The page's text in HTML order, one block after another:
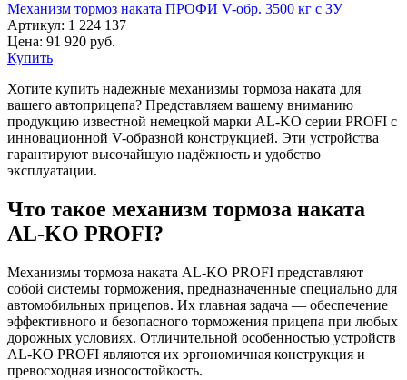
Механизм тормоз наката ПРОФИ V-обр. 3500 кг с ЗУ
Артикул: 1 224 137
Цена: 91 920 руб.
Купить
Хотите купить надежные механизмы тормоза наката для
вашего автоприцепа? Представляем вашему вниманию
продукцию известной немецкой марки AL-KO серии PROFI с
инновационной V-образной конструкцией. Эти устройства
гарантируют высочайшую надёжность и удобство
эксплуатации.
Что такое механизм тормоза наката
AL-KO PROFI?
Механизмы тормоза наката AL-KO PROFI представляют
собой системы торможения, предназначенные специально для
автомобильных прицепов. Их главная задача — обеспечение
эффективного и безопасного торможения прицепа при любых
дорожных условиях. Отличительной особенностью устройств
AL-KO PROFI являются их эргономичная конструкция и
превосходная износостойкость.